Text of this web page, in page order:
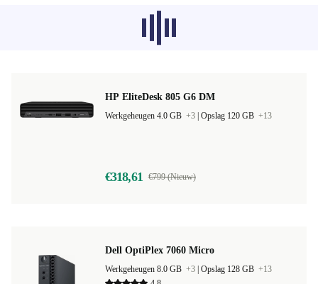
Aanbevolen producten uit andere
categorieën worden momenteel niet
HP EliteDesk 805 G6 DM
Dell OptiPlex 7060 Micro